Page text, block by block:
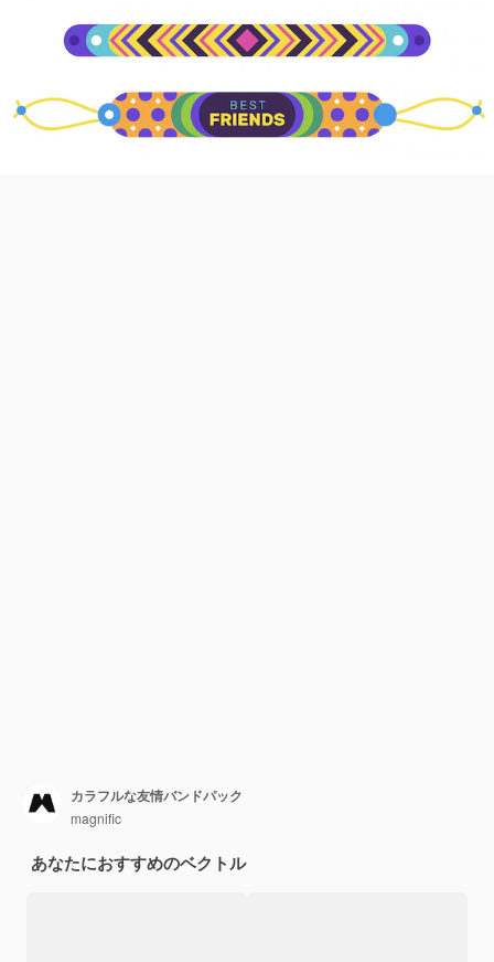
カラフルな友情バンドパック
magnific
あなたにおすすめのベクトル